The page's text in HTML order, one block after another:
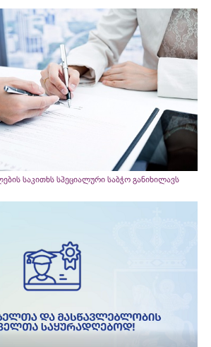
საკითხს სპეციალური საბჭო განიხილავს